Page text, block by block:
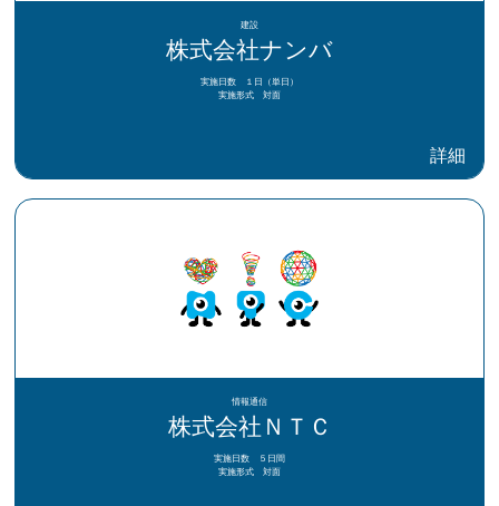
建設
株式会社ナンバ
実施日数 １日（単日）
実施形式 対面
詳細
情報通信
株式会社ＮＴＣ
実施日数 ５日間
実施形式 対面